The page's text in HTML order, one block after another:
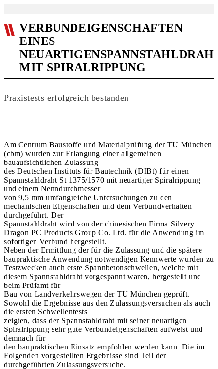
VERBUNDEIGENSCHAFTEN
EINES
MIT SPIRALRIPPUNG
Praxistests erfolgreich bestanden
Am Centrum Baustoffe und Materialprüfung der TU München
(cbm) wurden zur Erlangung einer allgemeinen
bauaufsichtlichen Zulassung
des Deutschen Instituts für Bautechnik (DIBt) für einen
Spannstahldraht St 1375/1570 mit neuartiger Spiralrippung
und einem Nenndurchmesser
von 9,5 mm umfangreiche Untersuchungen zu den
mechanischen Eigenschaften und dem Verbundverhalten
durchgeführt. Der
Spannstahldraht wird von der chinesischen Firma Silvery
Dragon PC Products Group Co. Ltd. für die Anwendung im
sofortigen Verbund hergestellt.
Neben der Ermittlung der für die Zulassung und die spätere
baupraktische Anwendung notwendigen Kennwerte wurden zu
Testzwecken auch erste Spannbetonschwellen, welche mit
diesem Spannstahldraht vorgespannt waren, hergestellt und
beim Prüfamt für
Bau von Landverkehrswegen der TU München geprüft.
Sowohl die Ergebnisse aus den Zulassungsversuchen als auch
die ersten Schwellentests
zeigten, dass der Spannstahldraht mit seiner neuartigen
Spiralrippung sehr gute Verbundeigenschaften aufweist und
demnach für
den baupraktischen Einsatz empfohlen werden kann. Die im
Folgenden vorgestellten Ergebnisse sind Teil der
durchgeführten Zulassungsversuche.